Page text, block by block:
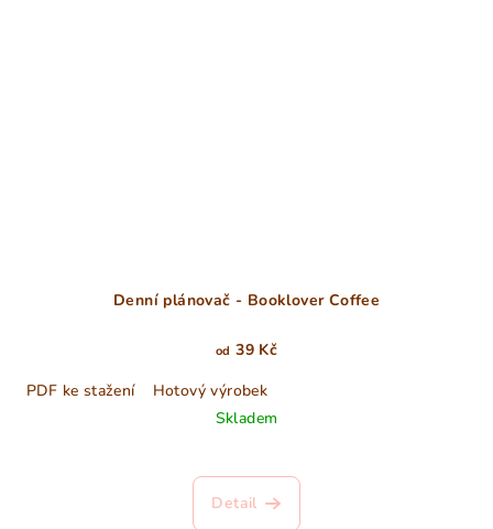
Denní plánovač - Booklover Coffee
od 39 Kč
PDF ke stažení
Hotový výrobek
Skladem
Detail